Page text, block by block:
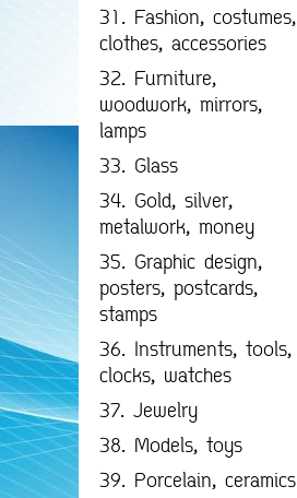
31. Fashion, costumes,
clothes, accessories
32. Furniture,
woodwork, mirrors,
lamps
33. Glass
34. Gold, silver,
metalwork, money
35. Graphic design,
posters, postcards,
stamps
36. Instruments, tools,
clocks, watches
37. Jewelry
38. Models, toys
39. Porcelain, ceramics